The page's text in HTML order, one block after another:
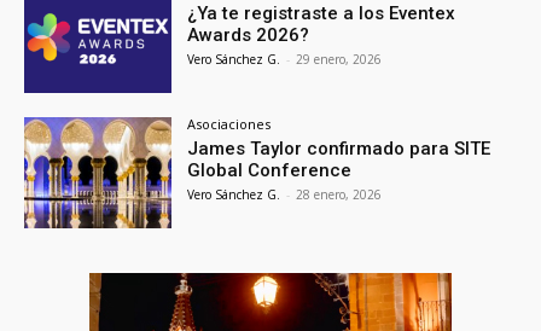
¿Ya te registraste a los Eventex
Awards 2026?
Vero Sánchez G. - 29 enero, 2026
Asociaciones
James Taylor confirmado para SITE
Global Conference
Vero Sánchez G. - 28 enero, 2026